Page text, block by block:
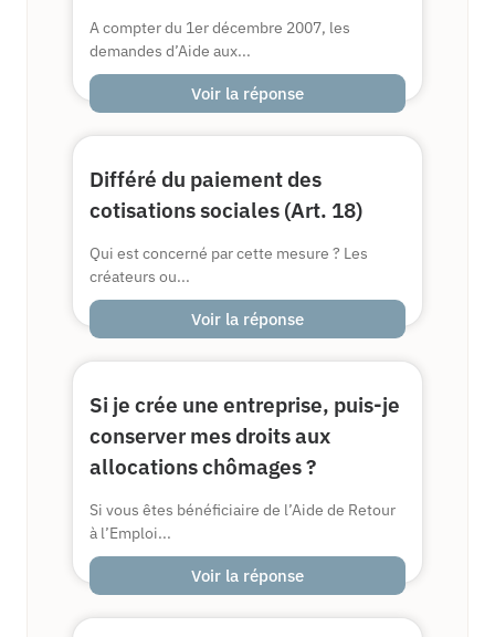
A compter du 1er décembre 2007, les
demandes d’Aide aux...
Voir la réponse
Différé du paiement des
cotisations sociales (Art. 18)
Qui est concerné par cette mesure ? Les
créateurs ou...
Voir la réponse
Si je crée une entreprise, puis-je
conserver mes droits aux
allocations chômages ?
Si vous êtes bénéficiaire de l’Aide de Retour
à l’Emploi...
Voir la réponse